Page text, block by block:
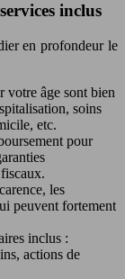
inclus
en profondeur le
votre âge sont bien
soins
etc.
pour
les
peuvent fortement
inclus :
actions de